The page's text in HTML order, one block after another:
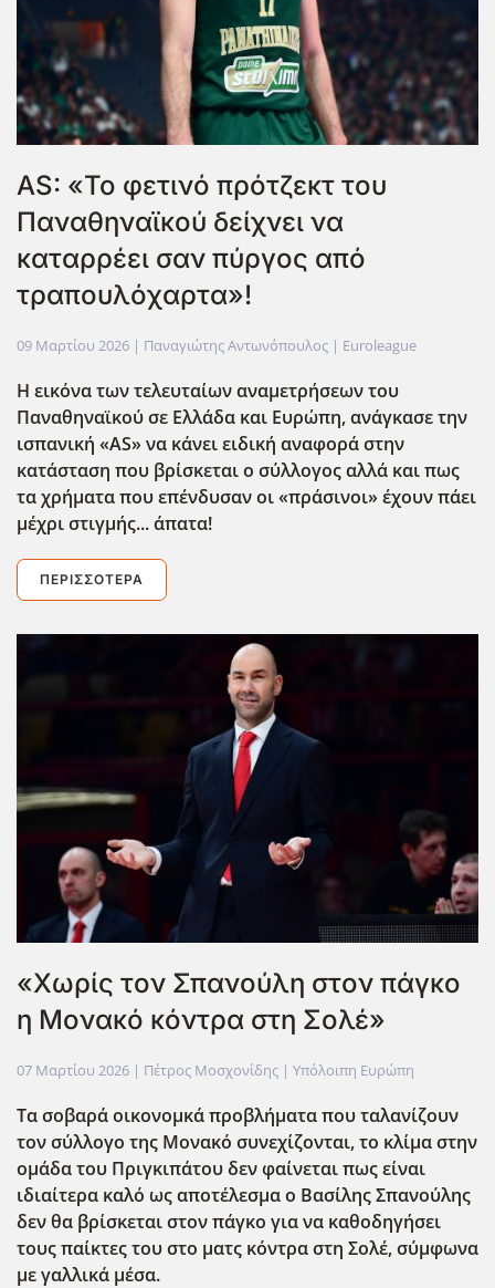
AS: «Το φετινό πρότζεκτ του
Παναθηναϊκού δείχνει να
καταρρέει σαν πύργος από
τραπουλόχαρτα»!
09 Μαρτίου 2026 | Παναγιώτης Αντωνόπουλος | Euroleague
Η εικόνα των τελευταίων αναμετρήσεων του
Παναθηναϊκού σε Ελλάδα και Ευρώπη, ανάγκασε την
ισπανική «AS» να κάνει ειδική αναφορά στην
κατάσταση που βρίσκεται ο σύλλογος αλλά και πως
τα χρήματα που επένδυσαν οι «πράσινοι» έχουν πάει
μέχρι στιγμής... άπατα!
ΠΕΡΙΣΣΌΤΕΡΑ
«Χωρίς τον Σπανούλη στον πάγκο
η Μονακό κόντρα στη Σολέ»
07 Μαρτίου 2026 | Πέτρος Μοσχονίδης | Υπόλοιπη Ευρώπη
Τα σοβαρά οικονομκά προβλήματα που ταλανίζουν
τον σύλλογο της Μονακό συνεχίζονται, το κλίμα στην
ομάδα του Πριγκιπάτου δεν φαίνεται πως είναι
ιδιαίτερα καλό ως αποτέλεσμα ο Βασίλης Σπανούλης
δεν θα βρίσκεται στον πάγκο για να καθοδηγήσει
τους παίκτες του στο ματς κόντρα στη Σολέ, σύμφωνα
με γαλλικά μέσα.